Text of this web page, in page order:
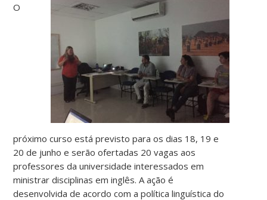
O
próximo curso está previsto para os dias 18, 19 e
20 de junho e serão ofertadas 20 vagas aos
professores da universidade interessados em
ministrar disciplinas em inglês. A ação é
desenvolvida de acordo com a política linguística do